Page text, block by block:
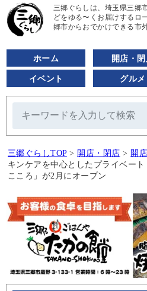
三郷ぐらしは、埼玉県三郷
どをゆる〜くお届けするロ
郷市からおでかけできる市
ホーム 開店・
イベント グルメ
三郷ぐらしTOP > 開店・閉店 > 開
キンケアを中心としたプライベー
こころ」が2月にオープン